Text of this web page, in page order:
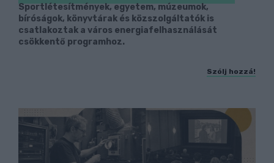
Sportlétesítmények, egyetem, múzeumok,
bíróságok, könyvtárak és közszolgáltatók is
csatlakoztak a város energiafelhasználását
csökkentő programhoz.
Szólj hozzá!